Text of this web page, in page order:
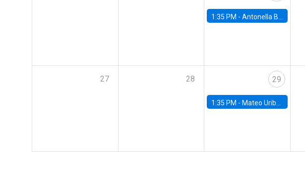
1:35 PM -Antonella Bancalari, Institute for Fiscal Studies (IFS) and Research Associate at University College London (UCL)
27 28 29
1:35 PM - Mateo Uribe-Castro, Universidad de los Andes (Colombia)